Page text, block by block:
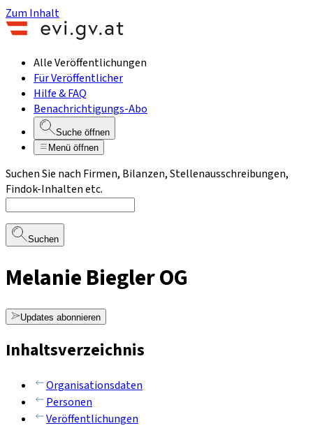
Zum Inhalt
Alle Veröffentlichungen
Für Veröffentlicher
Hilfe & FAQ
Benachrichtigungs-Abo
Suche öffnen
Menü öffnen
Suchen Sie nach Firmen, Bilanzen, Stellenausschreibungen,
Findok-Inhalten etc.
Suchen
Melanie Biegler OG
Updates abonnieren
Inhaltsverzeichnis
Organisationsdaten
Personen
Veröffentlichungen